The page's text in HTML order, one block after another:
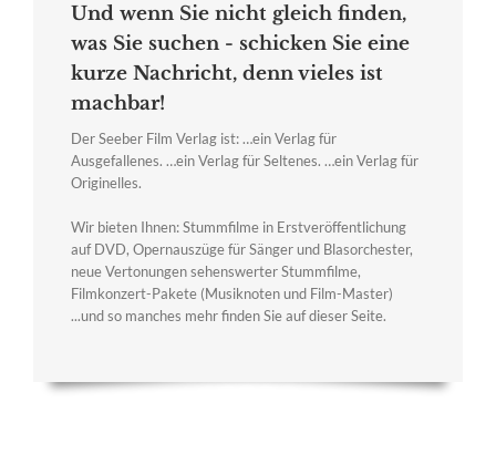
Und wenn Sie nicht gleich finden,
was Sie suchen - schicken Sie eine
kurze Nachricht, denn vieles ist
machbar!
Der Seeber Film Verlag ist: …ein Verlag für
Ausgefallenes. …ein Verlag für Seltenes. …ein Verlag für
Originelles.
Wir bieten Ihnen: Stummfilme in Erstveröffentlichung
auf DVD, Opernauszüge für Sänger und Blasorchester,
neue Vertonungen sehenswerter Stummfilme,
Filmkonzert-Pakete (Musiknoten und Film-Master)
...und so manches mehr finden Sie auf dieser Seite.